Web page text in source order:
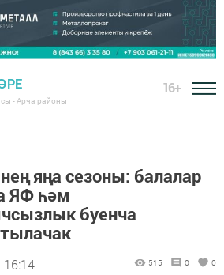
- Арча районы
16+
яңа сезоны: балалар
ЯФ һәм
буенча
515 0 0